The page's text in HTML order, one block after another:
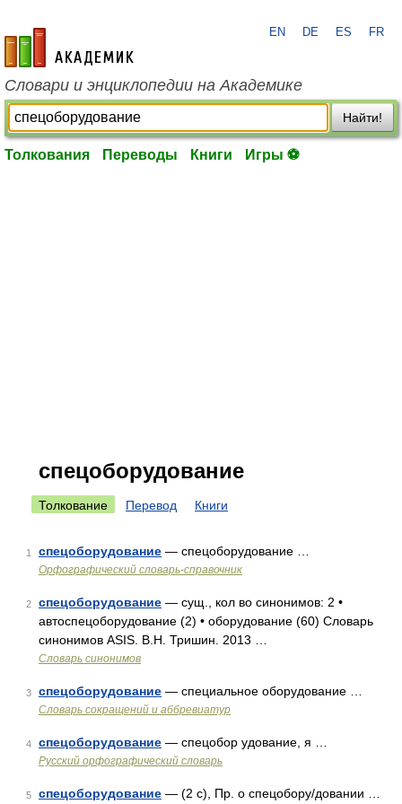
academic.ru
EN DE ES FR
Словари и энциклопедии на Академике
Найти!
Толкования Переводы Книги Игры ⚽
спецоборудование
Толкование Перевод Книги
1 спецоборудование — спецоборудование …
Орфографический словарь-справочник
2 спецоборудование — сущ., кол во синонимов: 2 •
автоспецоборудование (2) • оборудование (60) Словарь
синонимов ASIS. В.Н. Тришин. 2013 …
Словарь синонимов
3 спецоборудование — специальное оборудование …
Словарь сокращений и аббревиатур
4 спецоборудование — спецобор удование, я …
Русский орфографический словарь
5 спецоборудование — (2 с), Пр. о спецобору/довании …